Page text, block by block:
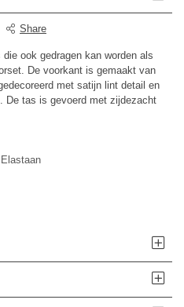
Share
ook gedragen kan worden als
De voorkant is gemaakt van
met satijn lint detail en
De tas is gevoerd met zijdezacht